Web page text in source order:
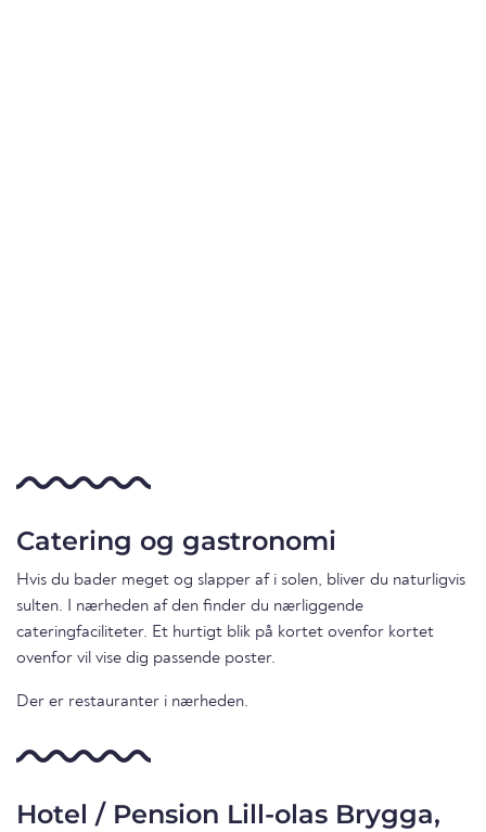
Catering og gastronomi
Hvis du bader meget og slapper af i solen, bliver du naturligvis
sulten. I nærheden af den finder du nærliggende
cateringfaciliteter. Et hurtigt blik på kortet ovenfor kortet
ovenfor vil vise dig passende poster.
Der er restauranter i nærheden.
Hotel / Pension Lill-olas Brygga,